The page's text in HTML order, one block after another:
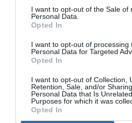
I want to opt-out of the Sale of
Personal Data.
Opted In
I want to opt-out of processing
Personal Data for Targeted
Opted In
I want to opt-out of Collection,
Retention, Sale, and/or
Personal Data that Is
Purposes for which it was
Opted In
σε ποιο έργο, ποίημα, φύλο,/
από τις δυο»). Ο διασκελισμός
ωστόσο, που μας θυμίζει ότι
καθόλου τυχαία (
«κι
μια γλώσσα μεικτή αλλά (πολύ)
προσπάθειες φυσικής
εννοιών, αλλά και ομαλής
σολωμικό πρότυπο.